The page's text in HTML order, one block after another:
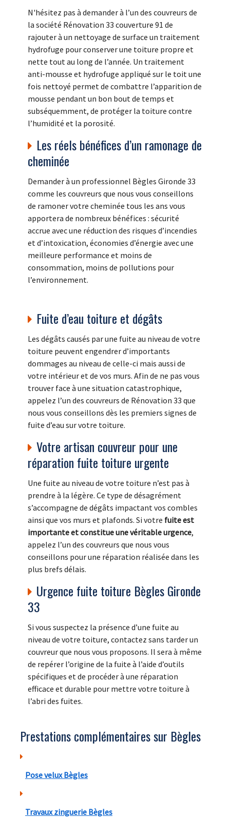
N'hésitez pas à demander à l’un des couvreurs de
la société Rénovation 33 couverture 91 de
rajouter à un nettoyage de surface un traitement
hydrofuge pour conserver une toiture propre et
nette tout au long de l’année. Un traitement
anti-mousse et hydrofuge appliqué sur le toit une
fois nettoyé permet de combattre l’apparition de
mousse pendant un bon bout de temps et
subséquemment, de protéger la toiture contre
l’humidité et la porosité.
Les réels bénéfices d’un ramonage de
cheminée
Demander à un professionnel Bègles Gironde 33
comme les couvreurs que nous vous conseillons
de ramoner votre cheminée tous les ans vous
apportera de nombreux bénéfices : sécurité
accrue avec une réduction des risques d’incendies
et d’intoxication, économies d’énergie avec une
meilleure performance et moins de
consommation, moins de pollutions pour
l’environnement.
Fuite d’eau toiture et dégâts
Les dégâts causés par une fuite au niveau de votre
toiture peuvent engendrer d’importants
dommages au niveau de celle-ci mais aussi de
votre intérieur et de vos murs. Afin de ne pas vous
trouver face à une situation catastrophique,
appelez l’un des couvreurs de Rénovation 33 que
nous vous conseillons dès les premiers signes de
fuite d’eau sur votre toiture.
Votre artisan couvreur pour une
réparation fuite toiture urgente
Une fuite au niveau de votre toiture n’est pas à
prendre à la légère. Ce type de désagrément
s’accompagne de dégâts impactant vos combles
ainsi que vos murs et plafonds. Si votre fuite est
importante et constitue une véritable urgence,
appelez l’un des couvreurs que nous vous
conseillons pour une réparation réalisée dans les
plus brefs délais.
Urgence fuite toiture Bègles Gironde
33
Si vous suspectez la présence d’une fuite au
niveau de votre toiture, contactez sans tarder un
couvreur que nous vous proposons. Il sera à même
de repérer l’origine de la fuite à l’aide d’outils
spécifiques et de procéder à une réparation
efficace et durable pour mettre votre toiture à
l’abri des fuites.
Prestations complémentaires sur Bègles
Pose velux Bègles
Travaux zinguerie Bègles